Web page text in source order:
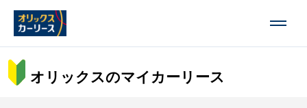
オリックスのマイカーリース